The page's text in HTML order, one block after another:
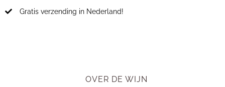
Gratis verzending in Nederland!
OVER DE WIJN